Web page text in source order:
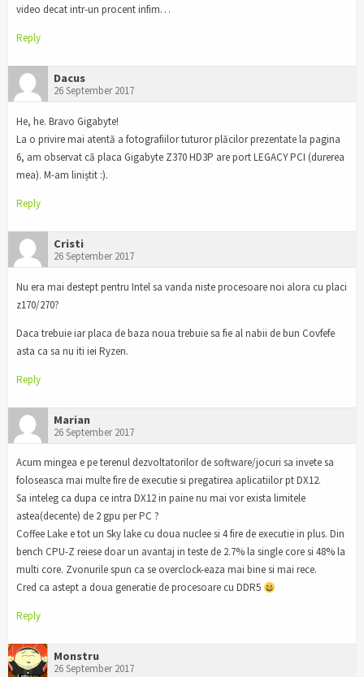
video decat intr-un procent infim…
Reply
Dacus
26 September 2017
He, he. Bravo Gigabyte!
La o privire mai atentă a fotografiilor tuturor plăcilor prezentate la pagina
6, am observat că placa Gigabyte Z370 HD3P are port LEGACY PCI (durerea
mea). M-am liniștit :).
Reply
Cristi
26 September 2017
Nu era mai destept pentru Intel sa vanda niste procesoare noi alora cu placi
z170/270?
Daca trebuie iar placa de baza noua trebuie sa fie al nabii de bun Covfefe
asta ca sa nu iti iei Ryzen.
Reply
Marian
26 September 2017
Acum mingea e pe terenul dezvoltatorilor de software/jocuri sa invete sa
foloseasca mai multe fire de executie si pregatirea aplicatiilor pt DX12.
Sa inteleg ca dupa ce intra DX12 in paine nu mai vor exista limitele
astea(decente) de 2 gpu per PC ?
Coffee Lake e tot un Sky lake cu doua nuclee si 4 fire de executie in plus. Din
bench CPU-Z reiese doar un avantaj in teste de 2.7% la single core si 48% la
multi core. Zvonurile spun ca se overclock-eaza mai bine si mai rece.
Cred ca astept a doua generatie de procesoare cu DDR5
Reply
Monstru
26 September 2017